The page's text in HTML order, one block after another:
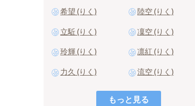
希望 (りく)
陸空 (りく)
立駈 (りく)
凜空 (りく)
玲輝 (りく)
凛紅 (りく)
力久 (りく)
流空 (りく)